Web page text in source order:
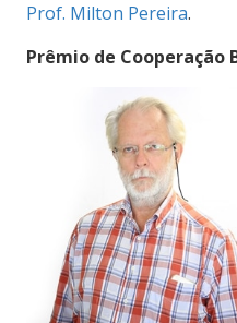
Prof. Milton Pereira.
Prêmio de Cooperação